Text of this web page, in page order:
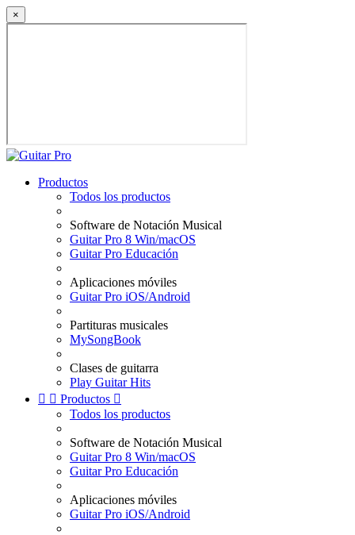
×
Productos
Todos los productos
Software de Notación Musical
Guitar Pro 8 Win/macOS
Guitar Pro Educación
Aplicaciones móviles
Guitar Pro iOS/Android
Partituras musicales
MySongBook
Clases de guitarra
Play Guitar Hits
  Productos 
Todos los productos
Software de Notación Musical
Guitar Pro 8 Win/macOS
Guitar Pro Educación
Aplicaciones móviles
Guitar Pro iOS/Android